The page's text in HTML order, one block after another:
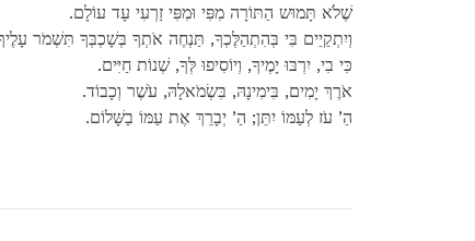
.שֶׁלֹא תָּמוּש הַתּוֹרָה מִפִּי וּמִפִּי זַרְעִי עָד עוֹלָם
,וְיִתְקַיֵים בִּי בְּהִתְהַלֶּכְךָ, תַּנְחֶה אֹתְךָ בְּשָׁכְבְּךָ תִּשְׁמֹר
.כִּי בִי, יִרְבּוּ יָמֶיךָ, וְיוֹסִיפוּ לְּךָ, שְׁנוֹת חַיִּים
.אֹרֶךְ יָמִים, בִּימִינָהּ, בִּשְׂמֹאלָהּ, עֹשֶׁר וְכָבוֹד
.הַ’ עֹז לְעַמּוֹ יִתֵּן; הַ’ יְבָרֵךְ אֶת עַמּוֹ בַשָּׁלוֹם